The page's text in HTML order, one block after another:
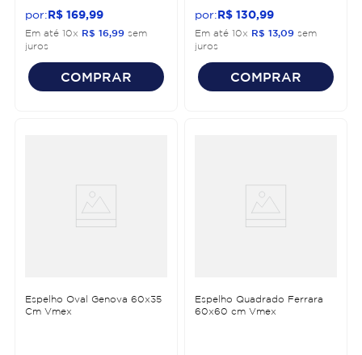
R$ 169 99
Em até 10x R$ 16 99 sem
juros
COMPRAR
R$ 130 99
Em até 10x R$ 13 09 sem
juros
COMPRAR
Espelho Oval Genova 60x35
Cm Vmex
Espelho Quadrado Ferrara
60x60 cm Vmex